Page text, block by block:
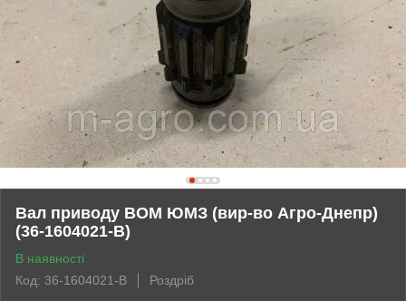
Вал приводу ВОМ ЮМЗ (вир-во Агро-Днепр)
(36-1604021-В)
В наявності
Код: 36-1604021-В
Роздріб